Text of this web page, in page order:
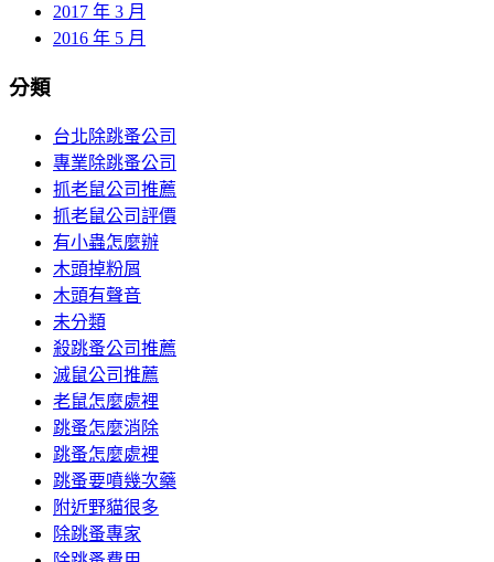
2017 年 3 月
2016 年 5 月
分類
台北除跳蚤公司
專業除跳蚤公司
抓老鼠公司推薦
抓老鼠公司評價
有小蟲怎麼辦
木頭掉粉屑
木頭有聲音
未分類
殺跳蚤公司推薦
滅鼠公司推薦
老鼠怎麼處裡
跳蚤怎麼消除
跳蚤怎麼處裡
跳蚤要噴幾次藥
附近野貓很多
除跳蚤專家